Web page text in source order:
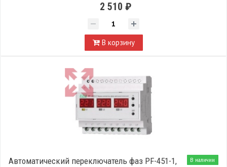
2 510 ₽
В корзину
В наличии
Автоматический переключатель фаз PF-451-1,